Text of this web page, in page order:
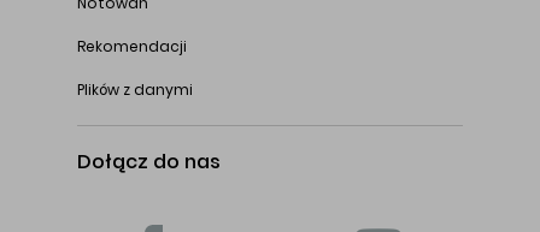
Rekomendacji
Plików z danymi
Dołącz do nas